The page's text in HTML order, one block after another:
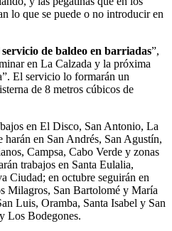
lo que se puede o no introducir en
servicio de baldeo en barriadas”,
en La Calzada y la próxima
El servicio lo formarán un
de 8 metros cúbicos de
en El Disco, San Antonio, La
en San Andrés, San Agustín,
Campsa, Cabo Verde y zonas
trabajos en Santa Eulalia,
Ciudad; en octubre seguirán en
Milagros, San Bartolomé y María
Luis, Oramba, Santa Isabel y San
Los Bodegones.